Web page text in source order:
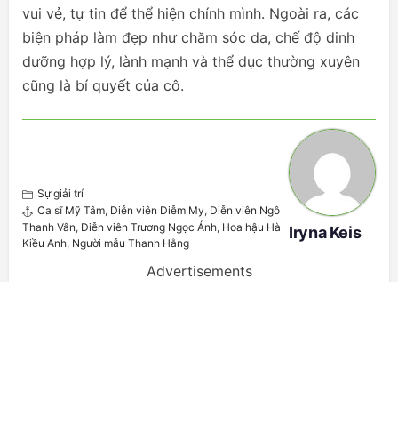
vui vẻ, tự tin để thể hiện chính mình. Ngoài ra, các
biện pháp làm đẹp như chăm sóc da, chế độ dinh
dưỡng hợp lý, lành mạnh và thể dục thường xuyên
cũng là bí quyết của cô.
Sự giải trí
Ca sĩ Mỹ Tâm, Diễn viên Diễm My, Diễn viên Ngô
Thanh Vân, Diễn viên Trương Ngọc Ánh, Hoa hậu Hà
Kiều Anh, Người mẫu Thanh Hằng
Iryna Keis
Advertisements